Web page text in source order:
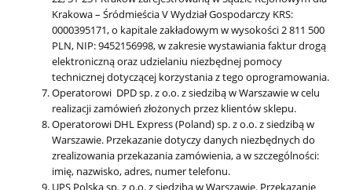
Krakowa – Śródmieścia V Wydział Gospodarczy KRS:
0000395171, o kapitale zakładowym w wysokości 2 811 500
PLN, NIP: 9452156998, w zakresie wystawiania faktur drogą
elektroniczną oraz udzielaniu niezbędnej pomocy
technicznej dotyczącej korzystania z tego oprogramowania.
Operatorowi DPD sp. z o.o. z siedzibą w Warszawie w celu
realizacji zamówień złożonych przez klientów sklepu.
Operatorowi DHL Express (Poland) sp. z o.o. z siedzibą w
Warszawie. Przekazanie dotyczy danych niezbędnych do
zrealizowania przekazania zamówienia, a w szczególności:
imię, nazwisko, adres, numer telefonu.
UPS Polska sp. z o.o. z siedzibą w Warszawie. Przekazanie